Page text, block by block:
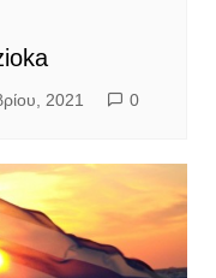
2021 0